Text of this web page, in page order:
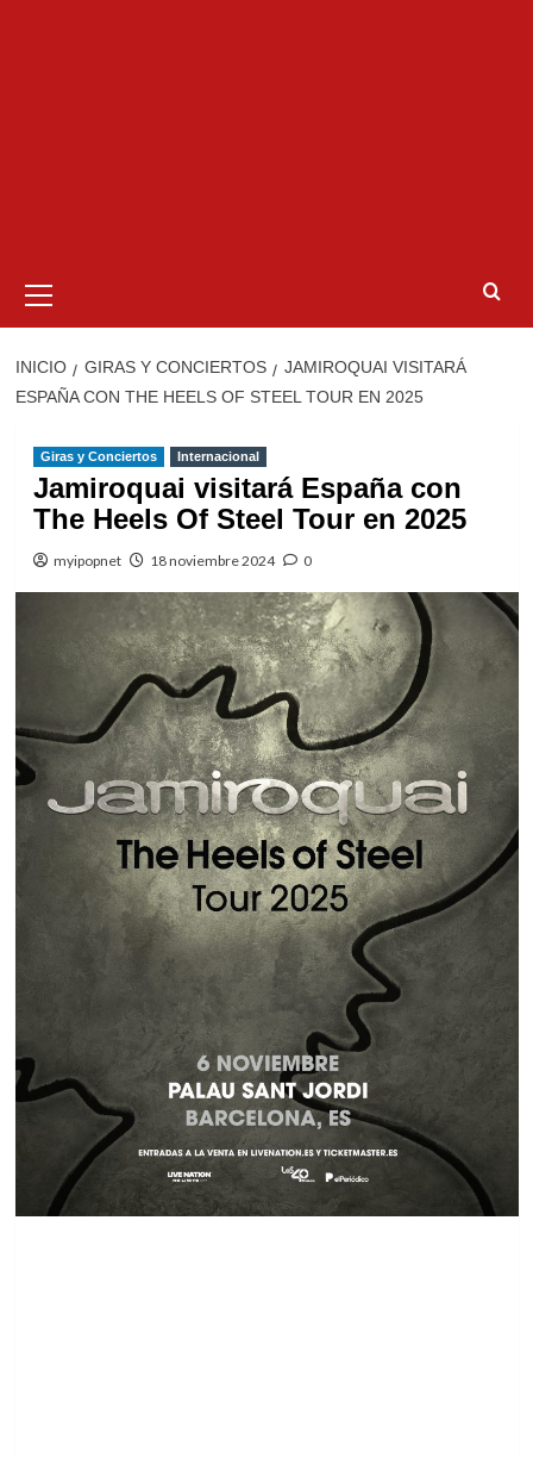
primario
INICIO GIRAS Y CONCIERTOS
JAMIROQUAI VISITARÁ
ESPAÑA CON THE HEELS OF STEEL TOUR EN 2025
Giras y Conciertos Internacional
Jamiroquai visitará España con
The Heels Of Steel Tour en 2025
myipopnet 18 noviembre 2024 0